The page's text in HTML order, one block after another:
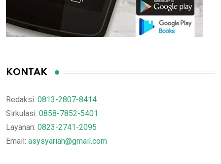
KONTAK
Redaksi: 0813-2807-8414
Sirkulasi: 0858-7852-5401
Layanan: 0823-2741-2095
Email: asysyariah@gmail.com